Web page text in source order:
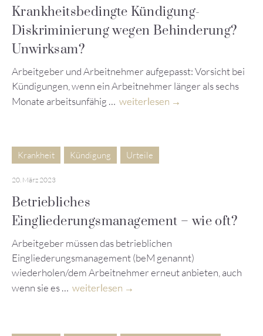
Krankheitsbedingte Kündigung-
Diskriminierung wegen Behinderung?
Unwirksam?
Arbeitgeber und Arbeitnehmer aufgepasst: Vorsicht bei
Kündigungen, wenn ein Arbeitnehmer länger als sechs
Monate arbeitsunfähig … weiterlesen
Krankheit Kündigung Urteile
20. März 2023
Betriebliches
Eingliederungsmanagement – wie oft?
Arbeitgeber müssen das betrieblichen
Eingliederungsmanagement (beM genannt)
wiederholen/dem Arbeitnehmer erneut anbieten, auch
wenn sie es … weiterlesen